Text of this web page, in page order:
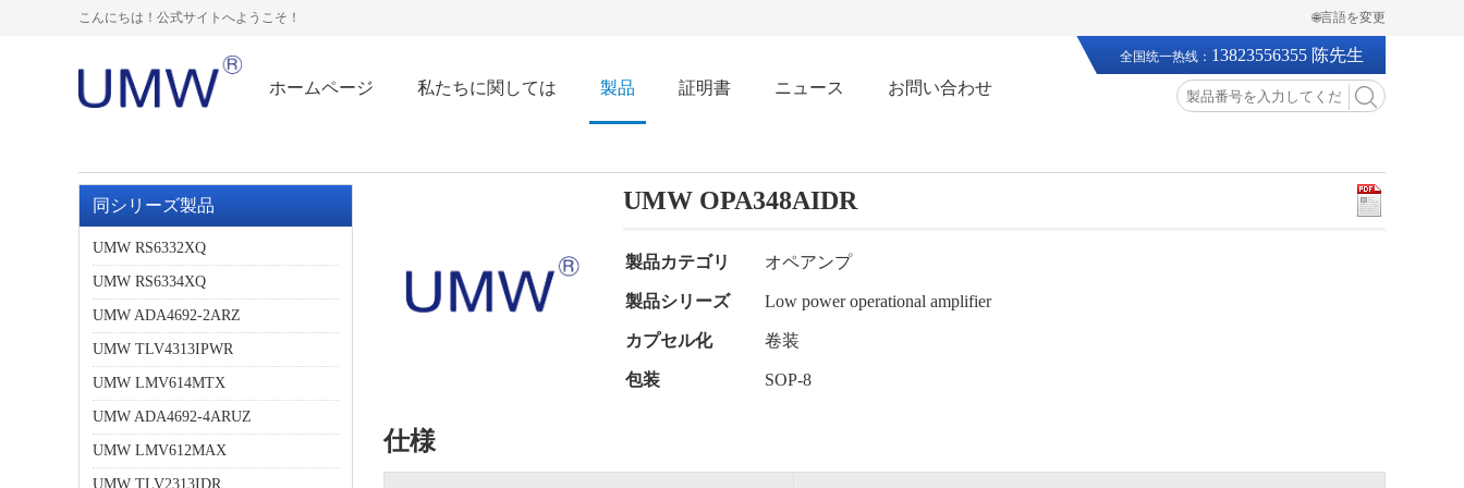
こんにちは！公式サイトへようこそ！ 🌐言語を変更
ホームページ 私たちに関しては 製品 証明書 ニュース お問い合わせ
全国统一热线： 13823556355 陈先生
同シリーズ製品
UMW RS6332XQ
UMW RS6334XQ
UMW ADA4692-2ARZ
UMW TLV4313IPWR
UMW LMV614MTX
UMW ADA4692-4ARUZ
UMW LMV612MAX
UMW TLV2313IDR
UMW OPA348AIDR
製品カテゴリ オペアンプ
製品シリーズ Low power operational amplifier
カプセル化 卷装
包装 SOP-8
仕様